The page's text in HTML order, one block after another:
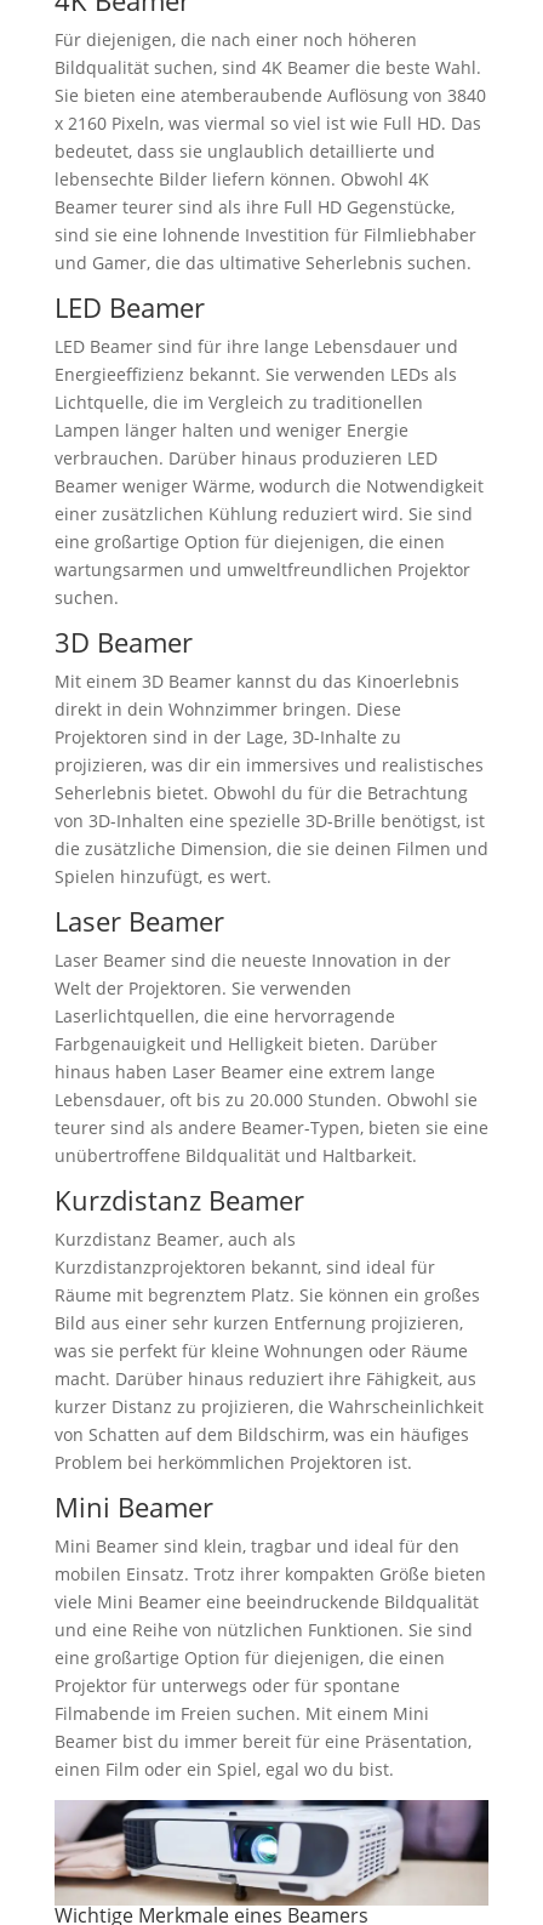
Für diejenigen, die nach einer noch höheren
Bildqualität suchen, sind 4K Beamer die beste Wahl.
Sie bieten eine atemberaubende Auflösung von 3840
x 2160 Pixeln, was viermal so viel ist wie Full HD. Das
bedeutet, dass sie unglaublich detaillierte und
lebensechte Bilder liefern können. Obwohl 4K
Beamer teurer sind als ihre Full HD Gegenstücke,
sind sie eine lohnende Investition für Filmliebhaber
und Gamer, die das ultimative Seherlebnis suchen.
LED Beamer
LED Beamer sind für ihre lange Lebensdauer und
Energieeffizienz bekannt. Sie verwenden LEDs als
Lichtquelle, die im Vergleich zu traditionellen
Lampen länger halten und weniger Energie
verbrauchen. Darüber hinaus produzieren LED
Beamer weniger Wärme, wodurch die Notwendigkeit
einer zusätzlichen Kühlung reduziert wird. Sie sind
eine großartige Option für diejenigen, die einen
wartungsarmen und umweltfreundlichen Projektor
suchen.
3D Beamer
Mit einem 3D Beamer kannst du das Kinoerlebnis
direkt in dein Wohnzimmer bringen. Diese
Projektoren sind in der Lage, 3D-Inhalte zu
projizieren, was dir ein immersives und realistisches
Seherlebnis bietet. Obwohl du für die Betrachtung
von 3D-Inhalten eine spezielle 3D-Brille benötigst, ist
die zusätzliche Dimension, die sie deinen Filmen und
Spielen hinzufügt, es wert.
Laser Beamer
Laser Beamer sind die neueste Innovation in der
Welt der Projektoren. Sie verwenden
Laserlichtquellen, die eine hervorragende
Farbgenauigkeit und Helligkeit bieten. Darüber
hinaus haben Laser Beamer eine extrem lange
Lebensdauer, oft bis zu 20.000 Stunden. Obwohl sie
teurer sind als andere Beamer-Typen, bieten sie eine
unübertroffene Bildqualität und Haltbarkeit.
Kurzdistanz Beamer
Kurzdistanz Beamer, auch als
Kurzdistanzprojektoren bekannt, sind ideal für
Räume mit begrenztem Platz. Sie können ein großes
Bild aus einer sehr kurzen Entfernung projizieren,
was sie perfekt für kleine Wohnungen oder Räume
macht. Darüber hinaus reduziert ihre Fähigkeit, aus
kurzer Distanz zu projizieren, die Wahrscheinlichkeit
von Schatten auf dem Bildschirm, was ein häufiges
Problem bei herkömmlichen Projektoren ist.
Mini Beamer
Mini Beamer sind klein, tragbar und ideal für den
mobilen Einsatz. Trotz ihrer kompakten Größe bieten
viele Mini Beamer eine beeindruckende Bildqualität
und eine Reihe von nützlichen Funktionen. Sie sind
eine großartige Option für diejenigen, die einen
Projektor für unterwegs oder für spontane
Filmabende im Freien suchen. Mit einem Mini
Beamer bist du immer bereit für eine Präsentation,
einen Film oder ein Spiel, egal wo du bist.
Wichtige Merkmale eines Beamers